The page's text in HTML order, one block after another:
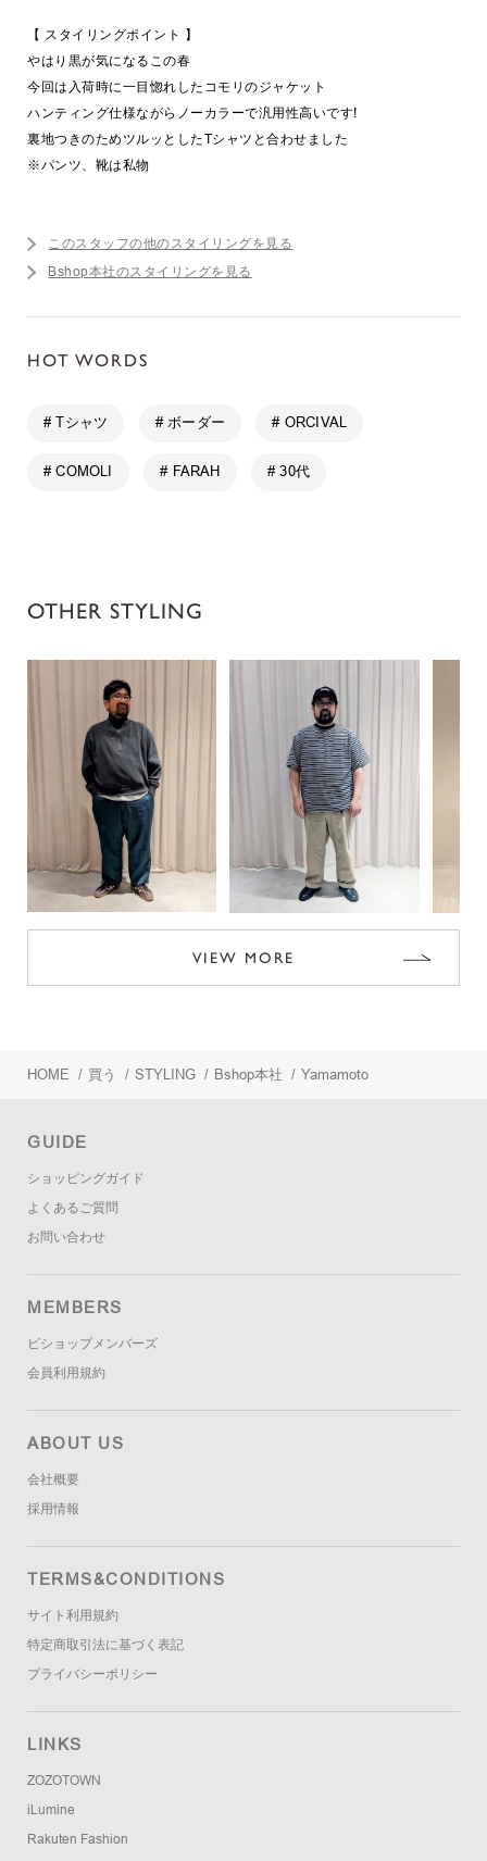
【 スタイリングポイント 】
やはり黒が気になるこの春
今回は入荷時に一目惚れしたコモリのジャケット
ハンティング仕様ながらノーカラーで汎用性高いです!
裏地つきのためツルッとしたTシャツと合わせました
※パンツ、靴は私物
このスタッフの他のスタイリングを見る
Bshop本社のスタイリングを見る
HOT WORDS
# Tシャツ # ボーダー # ORCIVAL
# COMOLI # FARAH # 30代
OTHER STYLING
VIEW MORE
HOME / 買う / STYLING / Bshop本社 / Yamamoto
GUIDE
ショッピングガイド
よくあるご質問
お問い合わせ
MEMBERS
ビショップメンバーズ
会員利用規約
ABOUT US
会社概要
採用情報
TERMS&CONDITIONS
サイト利用規約
特定商取引法に基づく表記
プライバシーポリシー
LINKS
ZOZOTOWN
iLumine
Rakuten Fashion